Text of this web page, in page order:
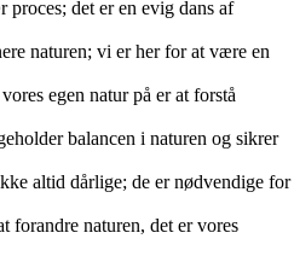
det er en evig dans af
naturen; vi er her for at være en
egen natur på er at forstå
balancen i naturen og sikrer
altid dårlige; de er nødvendige for
forandre naturen, det er vores